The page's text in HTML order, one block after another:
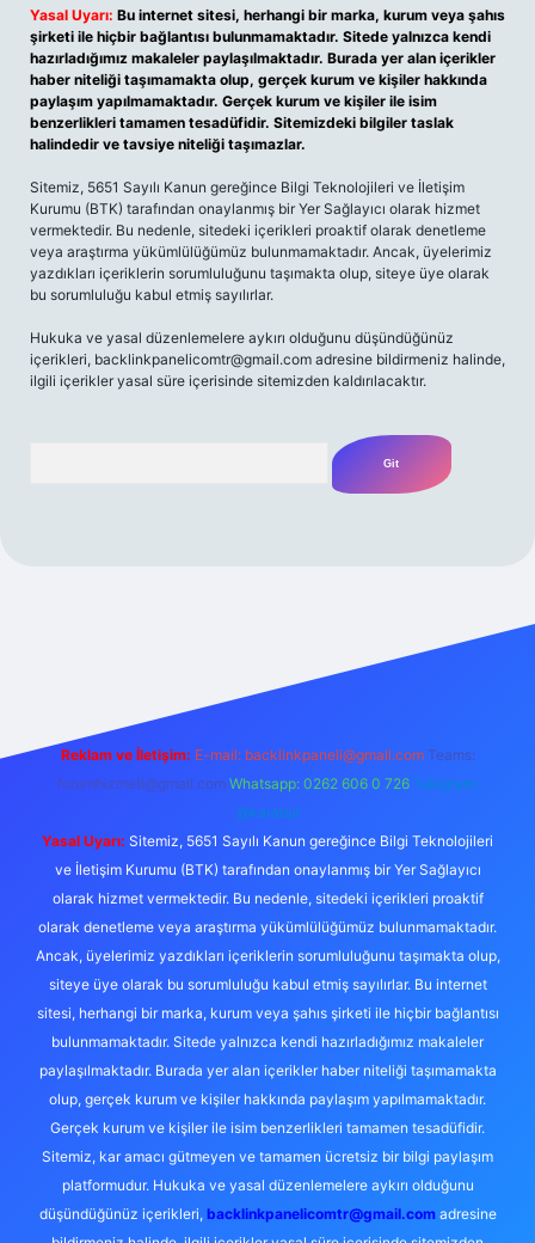
Yasal Uyarı: Bu internet sitesi, herhangi bir marka, kurum veya şahıs
şirketi ile hiçbir bağlantısı bulunmamaktadır. Sitede yalnızca kendi
hazırladığımız makaleler paylaşılmaktadır. Burada yer alan içerikler
haber niteliği taşımamakta olup, gerçek kurum ve kişiler hakkında
paylaşım yapılmamaktadır. Gerçek kurum ve kişiler ile isim
benzerlikleri tamamen tesadüfidir. Sitemizdeki bilgiler taslak
halindedir ve tavsiye niteliği taşımazlar.
Sitemiz, 5651 Sayılı Kanun gereğince Bilgi Teknolojileri ve İletişim
Kurumu (BTK) tarafından onaylanmış bir Yer Sağlayıcı olarak hizmet
vermektedir. Bu nedenle, sitedeki içerikleri proaktif olarak denetleme
veya araştırma yükümlülüğümüz bulunmamaktadır. Ancak, üyelerimiz
yazdıkları içeriklerin sorumluluğunu taşımakta olup, siteye üye olarak
bu sorumluluğu kabul etmiş sayılırlar.
Hukuka ve yasal düzenlemelere aykırı olduğunu düşündüğünüz
içerikleri, backlinkpanelicomtr@gmail.com adresine bildirmeniz halinde,
ilgili içerikler yasal süre içerisinde sitemizden kaldırılacaktır.
Reklam ve İletişim: E-mail: backlinkpaneli@gmail.com Teams:
forumhizmeti@gmail.com Whatsapp: 0262 606 0 726 Telegram:
@karabul
Yasal Uyarı: Sitemiz, 5651 Sayılı Kanun gereğince Bilgi Teknolojileri
ve İletişim Kurumu (BTK) tarafından onaylanmış bir Yer Sağlayıcı
olarak hizmet vermektedir. Bu nedenle, sitedeki içerikleri proaktif
olarak denetleme veya araştırma yükümlülüğümüz bulunmamaktadır.
Ancak, üyelerimiz yazdıkları içeriklerin sorumluluğunu taşımakta olup,
siteye üye olarak bu sorumluluğu kabul etmiş sayılırlar. Bu internet
sitesi, herhangi bir marka, kurum veya şahıs şirketi ile hiçbir bağlantısı
bulunmamaktadır. Sitede yalnızca kendi hazırladığımız makaleler
paylaşılmaktadır. Burada yer alan içerikler haber niteliği taşımamakta
olup, gerçek kurum ve kişiler hakkında paylaşım yapılmamaktadır.
Gerçek kurum ve kişiler ile isim benzerlikleri tamamen tesadüfidir.
Sitemiz, kar amacı gütmeyen ve tamamen ücretsiz bir bilgi paylaşım
platformudur. Hukuka ve yasal düzenlemelere aykırı olduğunu
düşündüğünüz içerikleri, backlinkpanelicomtr@gmail.comadresine